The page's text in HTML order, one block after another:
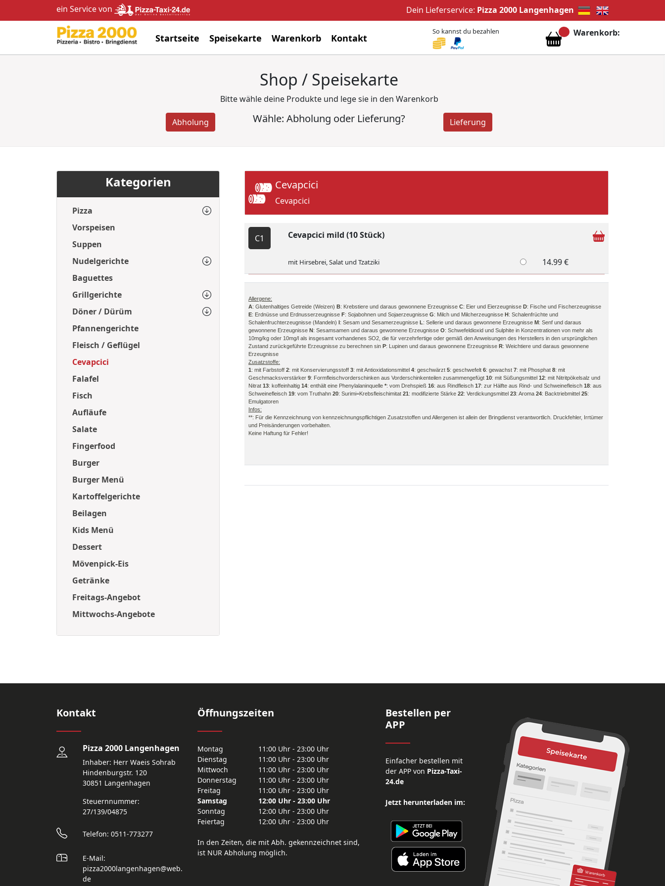
ein Service von Dein Lieferservice: Pizza 2000 Langenhagen
Startseite Speisekarte Warenkorb Kontakt
So kannst du bezahlen Warenkorb:
Shop / Speisekarte
Bitte wähle deine Produkte und lege sie in den Warenkorb
Abholung Wähle: Abholung oder Lieferung? Lieferung
Kategorien
Pizza
Vorspeisen
Suppen
Nudelgerichte
Baguettes
Grillgerichte
Döner / Dürüm
Pfannengerichte
Fleisch / Geflügel
Cevapcici
Falafel
Fisch
Aufläufe
Salate
Fingerfood
Burger
Burger Menü
Kartoffelgerichte
Beilagen
Kids Menü
Dessert
Mövenpick-Eis
Getränke
Freitags-Angebot
Mittwochs-Angebote
Cevapcici
Cevapcici
C1 Cevapcici mild (10 Stück)
mit Hirsebrei, Salat und Tzatziki 14.99 €
Allergene:
A: Glutenhaltiges Getreide (Weizen) B: Krebstiere und daraus gewonnene Erzeugnisse C: Eier und Eierzeugnisse D: Fische und Fischerzeugnisse
E: Erdnüsse und Erdnusserzeugnisse F: Sojabohnen und Sojaerzeugnisse G: Milch und Milcherzeugnisse H: Schalenfrüchte und
Schalenfruchterzeugnisse (Mandeln) I: Sesam und Sesamerzeugnisse L: Sellerie und daraus gewonnene Erzeugnisse M: Senf und daraus
gewonnene Erzeugnisse N: Sesamsamen und daraus gewonnene Erzeugnisse O: Schwefeldioxid und Sulphite in Konzentrationen von mehr als
10mg/kg oder 10mg/l als insgesamt vorhandenes SO2, die für verzehrfertige oder gemäß den Anweisungen des Herstellers in den ursprünglichen
Zustand zurückgeführte Erzeugnisse zu berechnen sin P: Lupinen und daraus gewonnene Erzeugnisse R: Weichtiere und daraus gewonnene
Erzeugnisse
Zusatzstoffe:
1: mit Farbstoff 2: mit Konservierungsstoff 3: mit Antioxidationsmittel 4: geschwärzt 5: geschwefelt 6: gewachst 7: mit Phosphat 8: mit
Geschmacksverstärker 9: Formfleischvorderschinken aus Vorderschinkenteilen zusammengefügt 10: mit Süßungsmittel 12: mit Nitritpökelsalz und
Nitrat 13: koffeinhaltig 14: enthält eine Phenylalaninquelle *: vom Drehspieß 16: aus Rindfleisch 17: zur Hälfte aus Rind- und Schweinefleisch 18: aus
Schweinefleisch 19: vom Truthahn 20: Surimi=Krebsfleischimitat 21: modifizierte Stärke 22: Verdickungsmittel 23: Aroma 24: Backtriebmittel 25:
Emulgatoren
Infos:
**: Für die Kennzeichnung von kennzeichnungspflichtigen Zusatzstoffen und Allergenen ist allein der Bringdienst verantwortlich. Druckfehler, Irrtümer
und Preisänderungen vorbehalten.
Keine Haftung für Fehler!
Kontakt
Pizza 2000 Langenhagen
Inhaber: Herr Waeis Sohrab
Hindenburgstr. 120
30851 Langenhagen
Steuernnummer:
27/139/04875
Telefon: 0511-773277
E-Mail:
pizza2000langenhagen@web.
de
Öffnungszeiten
Montag
11:00 Uhr - 23:00 Uhr
Dienstag
11:00 Uhr - 23:00 Uhr
Mittwoch
11:00 Uhr - 23:00 Uhr
Donnerstag
11:00 Uhr - 23:00 Uhr
Freitag
11:00 Uhr - 23:00 Uhr
Samstag
12:00 Uhr - 23:00 Uhr
Sonntag
12:00 Uhr - 23:00 Uhr
Feiertag
12:00 Uhr - 23:00 Uhr
In den Zeiten, die mit Abh. gekennzeichnet sind,
ist NUR Abholung möglich.
Bestellen per
APP
Einfacher bestellen mit
der APP von Pizza-Taxi-
24.de
Jetzt herunterladen im: